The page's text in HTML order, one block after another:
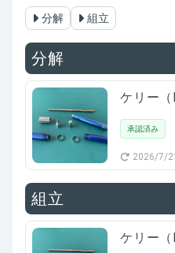
分解 組立
分解
ケリー（
承認済み
2026/7/21
組立
ケリー（